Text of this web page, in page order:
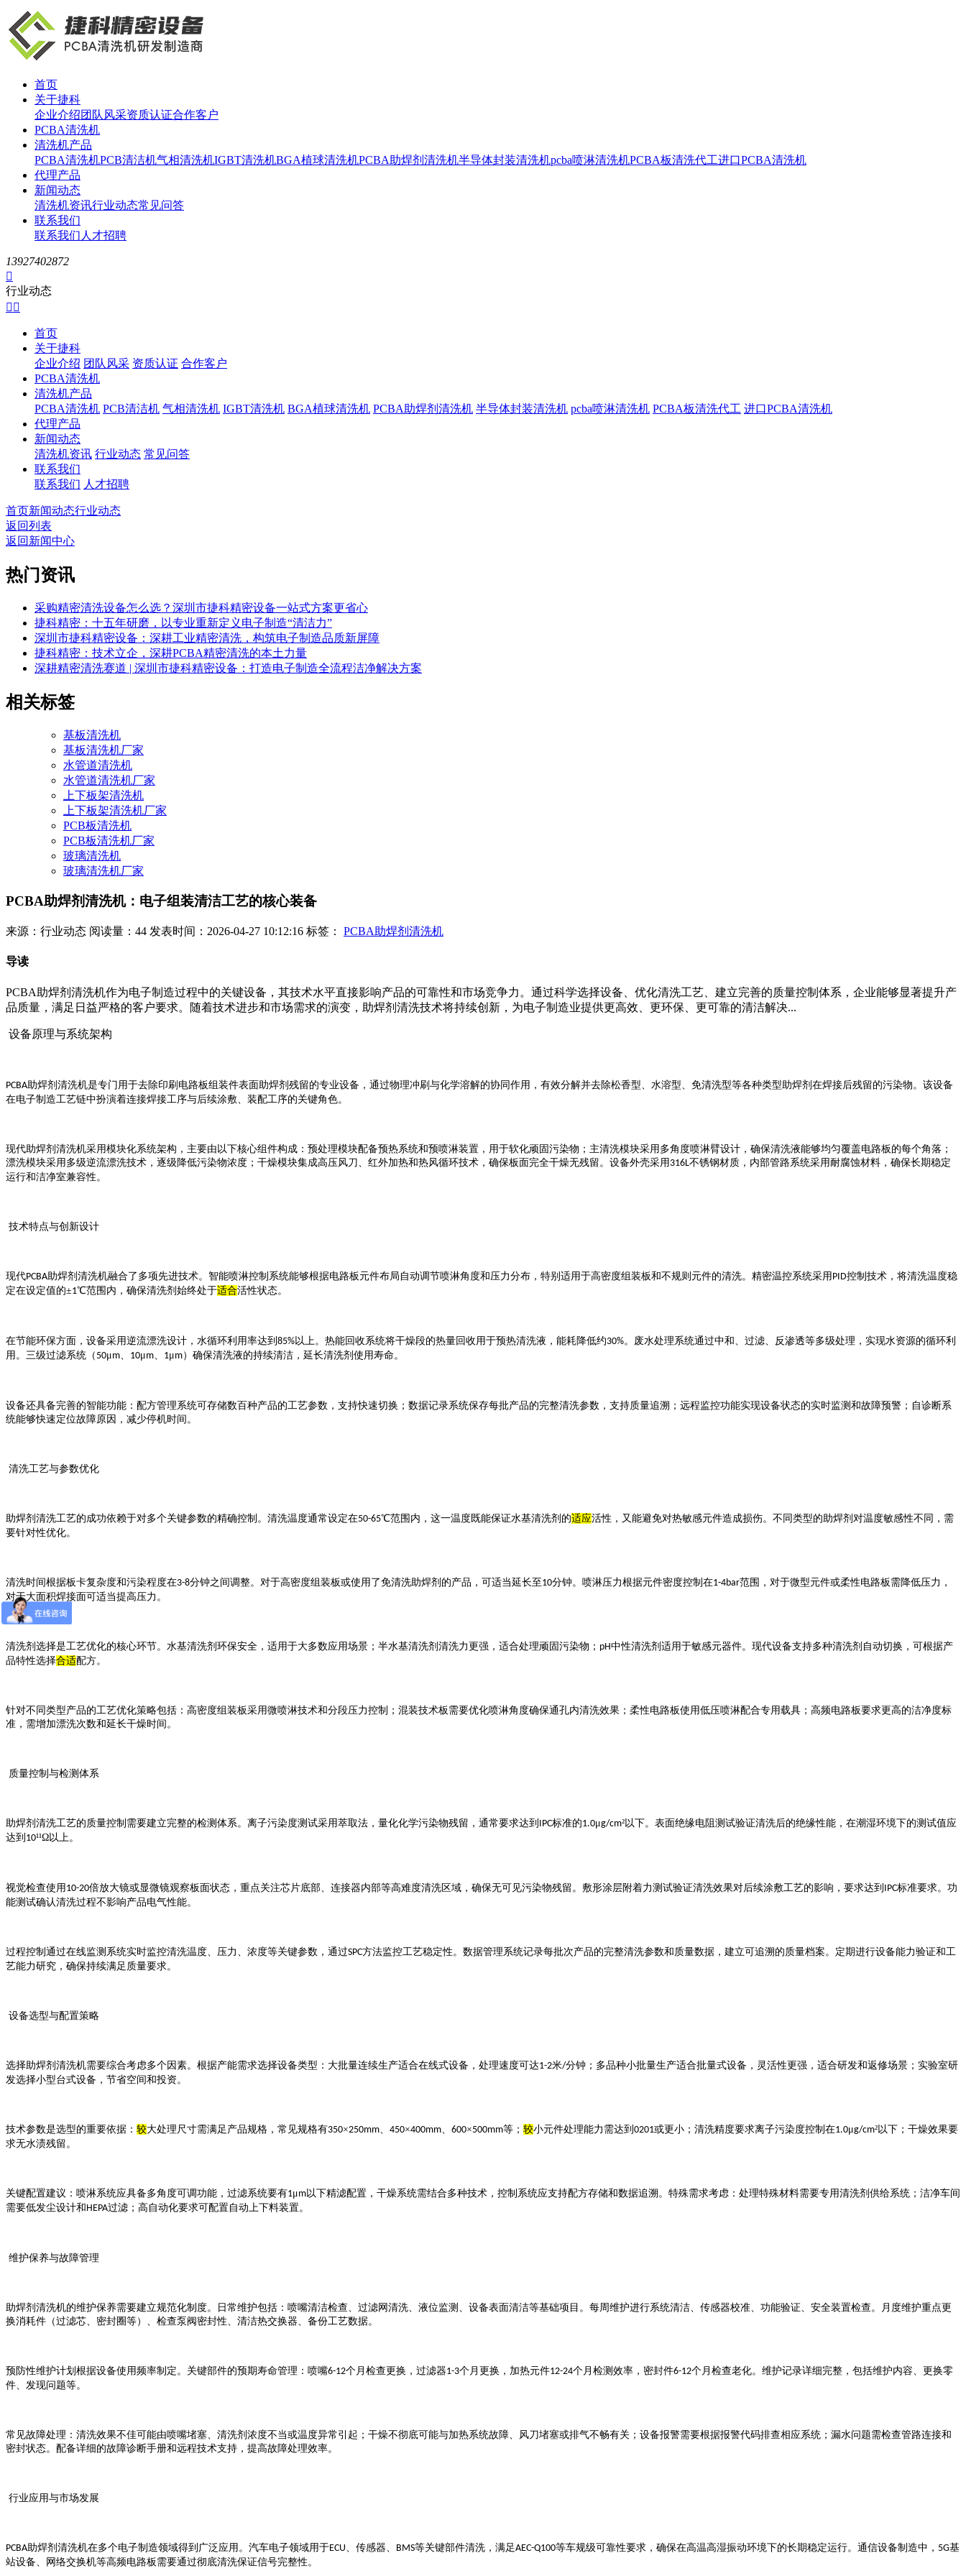
首页
关于捷科
企业介绍团队风采资质认证合作客户
PCBA清洗机
清洗机产品
PCBA清洗机PCB清洁机气相清洗机IGBT清洗机BGA植球清洗机PCBA助焊剂清洗机半导体封装清洗机pcba喷淋清洗机PCBA板清洗代工进口PCBA清洗机
代理产品
新闻动态
清洗机资讯行业动态常见问答
联系我们
联系我们 人才招聘
13927402872

行业动态
 
首页
关于捷科
企业介绍 团队风采 资质认证 合作客户
PCBA清洗机
清洗机产品
PCBA清洗机 PCB清洁机 气相清洗机 IGBT清洗机 BGA植球清洗机 PCBA助焊剂清洗机 半导体封装清洗机 pcba喷淋清洗机 PCBA板清洗代工 进口PCBA清洗机
代理产品
新闻动态
清洗机资讯 行业动态 常见问答
联系我们
联系我们 人才招聘
首页新闻动态行业动态
返回列表
返回新闻中心
热门资讯
采购精密清洗设备怎么选？深圳市捷科精密设备一站式方案更省心
捷科精密：十五年研磨，以专业重新定义电子制造“清洁力”
深圳市捷科精密设备：深耕工业精密清洗，构筑电子制造品质新屏障
捷科精密：技术立企，深耕PCBA精密清洗的本土力量
深耕精密清洗赛道 | 深圳市捷科精密设备：打造电子制造全流程洁净解决方案
相关标签
基板清洗机
基板清洗机厂家
水管道清洗机
水管道清洗机厂家
上下板架清洗机
上下板架清洗机厂家
PCB板清洗机
PCB板清洗机厂家
玻璃清洗机
玻璃清洗机厂家
PCBA助焊剂清洗机：电子组装清洁工艺的核心装备
来源：行业动态 阅读量：44 发表时间：2026-04-27 10:12:16 标签： PCBA助焊剂清洗机
导读
PCBA助焊剂清洗机作为电子制造过程中的关键设备，其技术水平直接影响产品的可靠性和市场竞争力。通过科学选择设备、优化清洗工艺、建立完善的质量控制体系，企业能够显著提升产
品质量，满足日益严格的客户要求。随着技术进步和市场需求的演变，助焊剂清洗技术将持续创新，为电子制造业提供更高效、更环保、更可靠的清洁解决...
设备原理与系统架构
PCBA助焊剂清洗机是专门用于去除印刷电路板组装件表面助焊剂残留的专业设备，通过物理冲刷与化学溶解的协同作用，有效分解并去除松香型、水溶型、免清洗型等各种类型助焊剂在焊接后残留的污染物。该设备
在电子制造工艺链中扮演着连接焊接工序与后续涂敷、装配工序的关键角色。
现代助焊剂清洗机采用模块化系统架构，主要由以下核心组件构成：预处理模块配备预热系统和预喷淋装置，用于软化顽固污染物；主清洗模块采用多角度喷淋臂设计，确保清洗液能够均匀覆盖电路板的每个角落；
漂洗模块采用多级逆流漂洗技术，逐级降低污染物浓度；干燥模块集成高压风刀、红外加热和热风循环技术，确保板面完全干燥无残留。设备外壳采用 316L不锈钢材质，内部管路系统采用耐腐蚀材料，确保长期稳定
运行和洁净室兼容性。
技术特点与创新设计
现代PCBA助焊剂清洗机融合了多项先进技术。智能喷淋控制系统能够根据电路板元件布局自动调节喷淋角度和压力分布，特别适用于高密度组装板和不规则元件的清洗。精密温控系统采用 PID控制技术，将清洗温度稳
定在设定值的±1℃范围内，确保清洗剂始终处于适合活性状态。
在节能环保方面，设备采用逆流漂洗设计，水循环利用率达到 85%以上。热能回收系统将干燥段的热量回收用于预热清洗液，能耗降低约30%。废水处理系统通过中和、过滤、反渗透等多级处理，实现水资源的循环利
用。三级过滤系统（ 50μm 10μm 1μm）确保清洗液的持续清洁，延长清洗剂使用寿命。
设备还具备完善的智能功能：配方管理系统可存储数百种产品的工艺参数，支持快速切换；数据记录系统保存每批产品的完整清洗参数，支持质量追溯；远程监控功能实现设备状态的实时监测和故障预警；自诊断系
统能够快速定位故障原因，减少停机时间。
清洗工艺与参数优化
助焊剂清洗工艺的成功依赖于对多个关键参数的精确控制。清洗温度通常设定在50-65℃范围内，这一温度既能保证水基清洗剂的适应活性，又能避免对热敏感元件造成损伤。不同类型的助焊剂对温度敏感性不同，需
要针对性优化。
清洗时间根据板卡复杂度和污染程度在3-8分钟之间调整。对于高密度组装板或使用了免清洗助焊剂的产品，可适当延长至10分钟。喷淋压力根据元件密度控制在1-4bar范围，对于微型元件或柔性电路板需降低压力，
对于大面积焊接面可适当提高压力。
清洗剂选择是工艺优化的核心环节。水基清洗剂环保安全，适用于大多数应用场景；半水基清洗剂清洗力更强，适合处理顽固污染物； pH中性清洗剂适用于敏感元器件。现代设备支持多种清洗剂自动切换，可根据产
品特性选择合适配方。
针对不同类型产品的工艺优化策略包括：高密度组装板采用微喷淋技术和分段压力控制；混装技术板需要优化喷淋角度确保通孔内清洗效果；柔性电路板使用低压喷淋配合专用载具；高频电路板要求更高的洁净度标
准，需增加漂洗次数和延长干燥时间。
质量控制与检测体系
助焊剂清洗工艺的质量控制需要建立完整的检测体系。离子污染度测试采用萃取法，量化化学污染物残留，通常要求达到 IPC标准的1.0μg/cm²以下。表面绝缘电阻测试验证清洗后的绝缘性能，在潮湿环境下的测试值应
达到 10¹¹Ω以上。
视觉检查使用 10-20倍放大镜或显微镜观察板面状态，重点关注芯片底部、连接器内部等高难度清洗区域，确保无可见污染物残留。敷形涂层附着力测试验证清洗效果对后续涂敷工艺的影响，要求达到 IPC标准要求。功
能测试确认清洗过程不影响产品电气性能。
过程控制通过在线监测系统实时监控清洗温度、压力、浓度等关键参数，通过SPC方法监控工艺稳定性。数据管理系统记录每批次产品的完整清洗参数和质量数据，建立可追溯的质量档案。定期进行设备能力验证和工
艺能力研究，确保持续满足质量要求。
设备选型与配置策略
选择助焊剂清洗机需要综合考虑多个因素。根据产能需求选择设备类型：大批量连续生产适合在线式设备，处理速度可达1-2米/分钟；多品种小批量生产适合批量式设备，灵活性更强，适合研发和返修场景；实验室研
发选择小型台式设备，节省空间和投资。
技术参数是选型的重要依据： 较大处理尺寸需满足产品规格，常见规格有350×250mm 450×400mm 600×500mm等； 较小元件处理能力需达到 0201或更小；清洗精度要求离子污染度控制在1.0μg/cm²以下；干燥效果要
求无水渍残留。
关键配置建议：喷淋系统应具备多角度可调功能，过滤系统要有1μm以下精滤配置，干燥系统需结合多种技术，控制系统应支持配方存储和数据追溯。特殊需求考虑：处理特殊材料需要专用清洗剂供给系统；洁净车间
需要低发尘设计和HEPA过滤；高自动化要求可配置自动上下料装置。
维护保养与故障管理
助焊剂清洗机的维护保养需要建立规范化制度。日常维护包括：喷嘴清洁检查、过滤网清洗、液位监测、设备表面清洁等基础项目。每周维护进行系统清洁、传感器校准、功能验证、安全装置检查。月度维护重点更
换消耗件（过滤芯、密封圈等）、检查泵阀密封性、清洁热交换器、备份工艺数据。
预防性维护计划根据设备使用频率制定。关键部件的预期寿命管理：喷嘴6-12个月检查更换，过滤器1-3个月更换，加热元件12-24个月检测效率，密封件6-12个月检查老化。维护记录详细完整，包括维护内容、更换零
件、发现问题等。
常见故障处理：清洗效果不佳可能由喷嘴堵塞、清洗剂浓度不当或温度异常引起；干燥不彻底可能与加热系统故障、风刀堵塞或排气不畅有关；设备报警需要根据报警代码排查相应系统；漏水问题需检查管路连接和
密封状态。配备详细的故障诊断手册和远程技术支持，提高故障处理效率。
行业应用与市场发展
PCBA助焊剂清洗机在多个电子制造领域得到广泛应用。汽车电子领域用于ECU 、传感器、 BMS等关键部件清洗，满足AEC-Q100等车规级可靠性要求，确保在高温高湿振动环境下的长期稳定运行。通信设备制造中， 5G基
站设备、网络交换机等高频电路板需要通过彻底清洗保证信号完整性。